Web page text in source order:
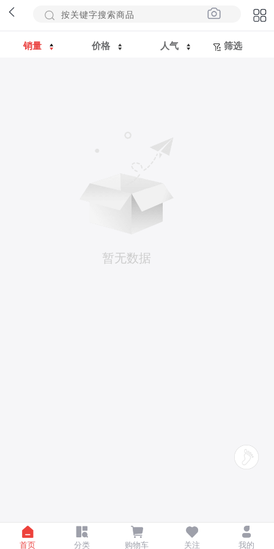
销量 价格 人气 筛选
暂无数据
首页 分类 购物车 关注 我的